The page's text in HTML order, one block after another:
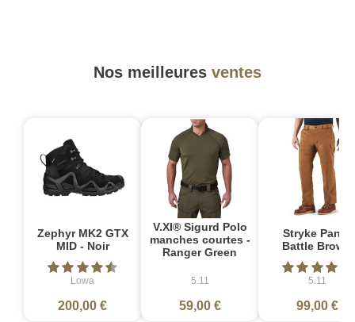
Nos meilleures ventes
Zephyr MK2 GTX
MID - Noir
Lowa
200,00 €
V.XI® Sigurd Polo
manches courtes -
Ranger Green
5.11
59,00 €
Stryke Pant -
Battle Brown
5.11
99,00 €